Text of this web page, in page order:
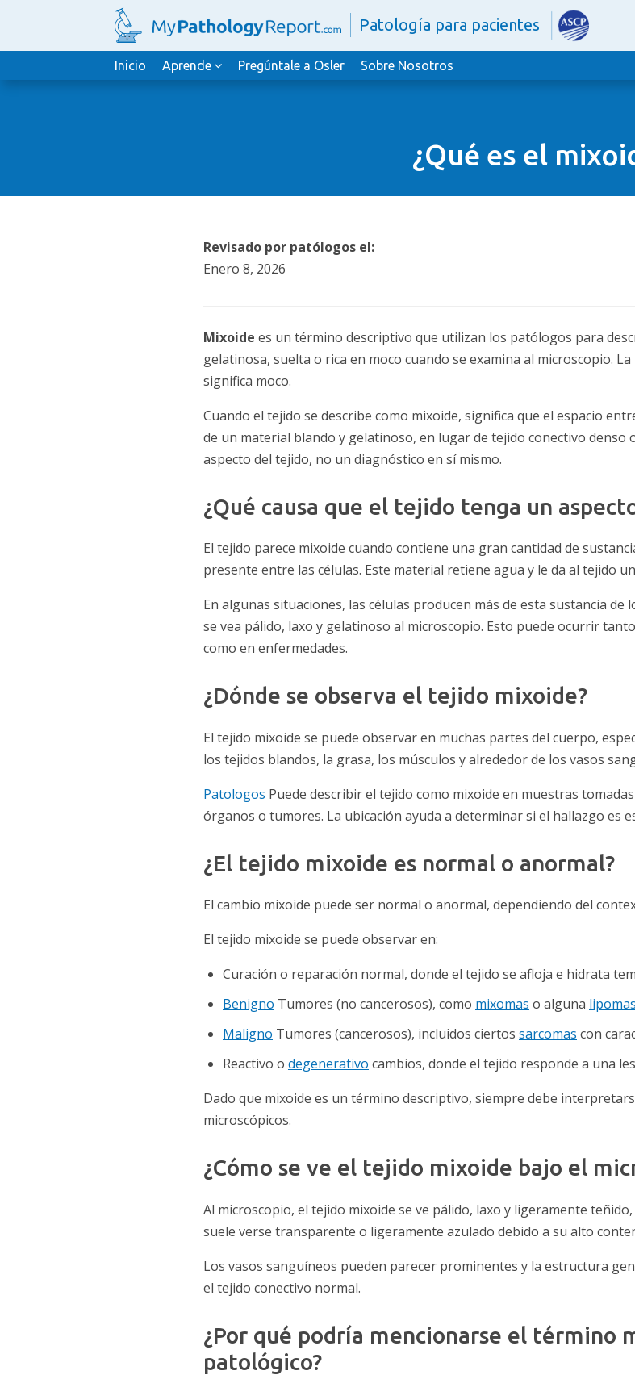
Patología para pacientes
Inicio Aprende Pregúntale a Osler Sobre Nosotros
¿Qué es el
Revisado por patólogos el:
Enero 8, 2026
Mixoide es un término descriptivo que utilizan los patólogos para
gelatinosa, suelta o rica en moco cuando se examina al microscopio.
significa moco.
Cuando el tejido se describe como mixoide, significa que el espacio
de un material blando y gelatinoso, en lugar de tejido conectivo denso
aspecto del tejido, no un diagnóstico en sí mismo.
¿Qué causa que el tejido tenga un
El tejido parece mixoide cuando contiene una gran cantidad de
presente entre las células. Este material retiene agua y le da al tejido
En algunas situaciones, las células producen más de esta sustancia
se vea pálido, laxo y gelatinoso al microscopio. Esto puede ocurrir
como en enfermedades.
¿Dónde se observa el tejido mixoide?
El tejido mixoide se puede observar en muchas partes del cuerpo,
los tejidos blandos, la grasa, los músculos y alrededor de los vasos
Patologos Puede describir el tejido como mixoide en muestras
órganos o tumores. La ubicación ayuda a determinar si el hallazgo es
¿El tejido mixoide es normal o anormal?
El cambio mixoide puede ser normal o anormal, dependiendo del
El tejido mixoide se puede observar en:
Curación o reparación normal, donde el tejido se afloja e hidrata
Benigno Tumores (no cancerosos), como mixomas o alguna lipomas
Maligno Tumores (cancerosos), incluidos ciertos sarcomas con
Reactivo o degenerativo cambios, donde el tejido responde a una
Dado que mixoide es un término descriptivo, siempre debe
microscópicos.
¿Cómo se ve el tejido mixoide bajo el
Al microscopio, el tejido mixoide se ve pálido, laxo y ligeramente
suele verse transparente o ligeramente azulado debido a su alto
Los vasos sanguíneos pueden parecer prominentes y la estructura
el tejido conectivo normal.
¿Por qué podría mencionarse el término
patológico?